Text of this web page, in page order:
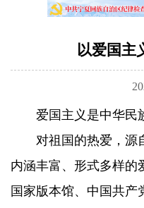
以爱国主
爱国主义是中华民族
对祖国的热爱，源
内涵丰富、形式多样的
国家版本馆、中国共产